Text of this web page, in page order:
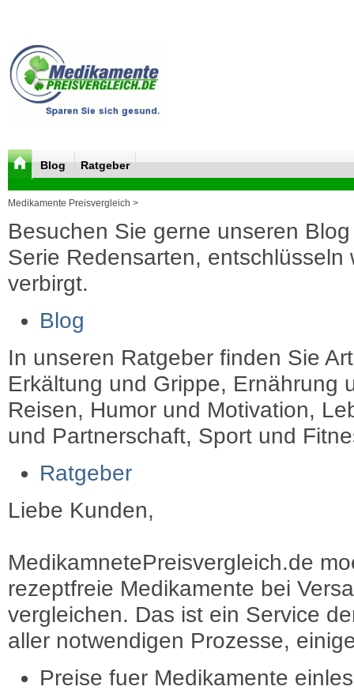
Blog Ratgeber
Medikamente Preisvergleich >
Besuchen Sie gerne unseren
Serie Redensarten, entschlüsseln
verbirgt.
Blog
In unseren Ratgeber finden Sie
Erkältung und Grippe, Ernährung
Reisen, Humor und Motivation,
und Partnerschaft, Sport und
Ratgeber
Liebe Kunden,
MedikamnetePreisvergleich.de
rezeptfreie Medikamente bei
vergleichen. Das ist ein Service
aller notwendigen Prozesse,
Preise fuer Medikamente